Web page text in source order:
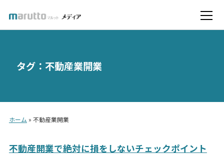
タグ：不動産業開業
ホーム » 不動産業開業
不動産開業で絶対に損をしないチェックポイント